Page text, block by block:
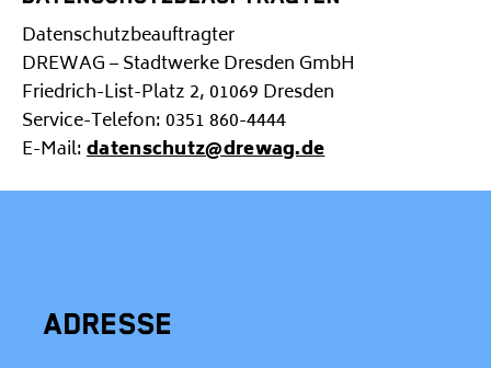
Datenschutzbeauftragter
DREWAG – Stadtwerke Dresden GmbH
Friedrich-List-Platz 2, 01069 Dresden
Service-Telefon: 0351 860-4444
E-Mail:datenschutz@drewag.de
ADRESSE